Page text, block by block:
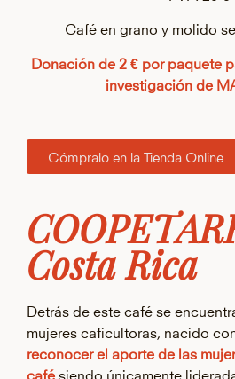
Café en grano y molido
Donación de 2 € por paquete
investigación de
Cómpralo en la Tienda Online
Costa Rica
Detrás de este café se
mujeres caficultoras, nacido
reconocer el aporte de las
café siendo únicamente